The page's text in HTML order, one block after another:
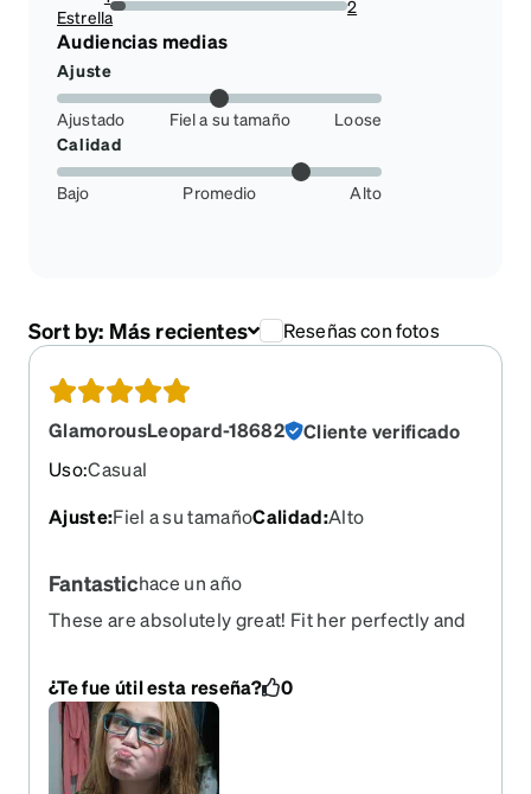
Estrella6.666666666666667%
2
Audiencias medias
Ajuste
Ajustado Fiel a su tamaño
Loose
Calidad
Bajo Promedio Alto
Sort by: Más recientes Reseñas con fotos
GlamorousLeopard-18682
Cliente verificado
Uso:Casual
Ajuste:Fiel a su tamañoCalidad:Alto
Fantastichace un año
These are absolutely great! Fit her perfectly and
great price! Just can't beat it.
¿Te fue útil esta reseña? 0